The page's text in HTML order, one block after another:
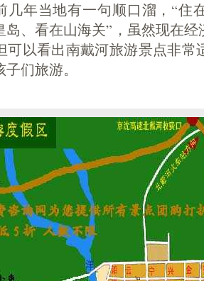
年当地有一句顺口溜，“住
岛、看在山海关”，虽然现在
可以看出南戴河旅游景点非常
们旅游。